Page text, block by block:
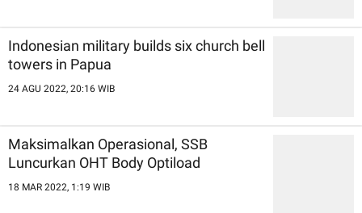
Indonesian military builds six church bell
towers in Papua
24 AGU 2022, 20:16 WIB
Maksimalkan Operasional, SSB
Luncurkan OHT Body Optiload
18 MAR 2022, 1:19 WIB